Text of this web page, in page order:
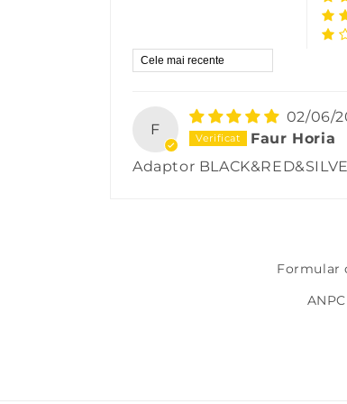
Sort by
F
02/06/
Faur Horia
Adaptor
Formular